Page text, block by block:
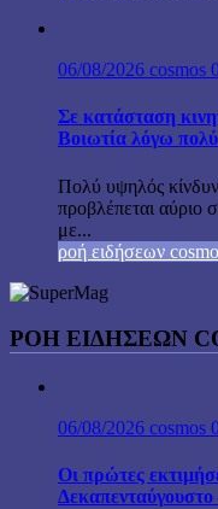
06/08/2026 cosmos
Σε κατάσταση
Βοιωτία λόγω
Πολύ υψηλός
προβλέπεται αύριο
με...
ροή ειδήσεων
ΡΟΉ ΕΙΔΉΣΕΩΝ
06/08/2026 cosmos
Οι πρώτες